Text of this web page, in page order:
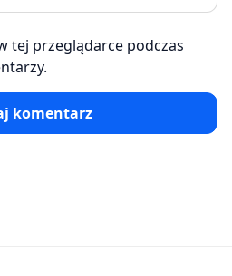
tej przeglądarce podczas
komentarz